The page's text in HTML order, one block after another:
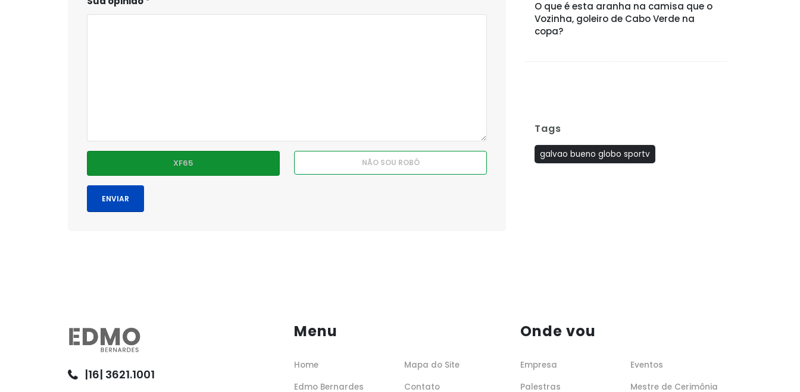
O que é esta aranha na camisa que o
Vozinha, goleiro de Cabo Verde na
copa?
Tags
galvao bueno globo sportv
|16| 3621.1001
Menu
Home
Edmo Bernardes
Mapa do Site
Contato
Onde vou
Empresa
Palestras
Eventos
Mestre de Cerimônia